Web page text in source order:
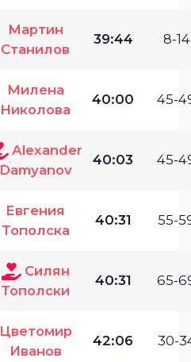
Мартин
Станилов
39:44 8-
Милена
Николова
40:00 45-
Alexander
Damyanov
40:03 45-
Евгения
Тополска
40:31 55-
Силян
Тополски
40:31 65-
Цветомир
Иванов
42:06 30-